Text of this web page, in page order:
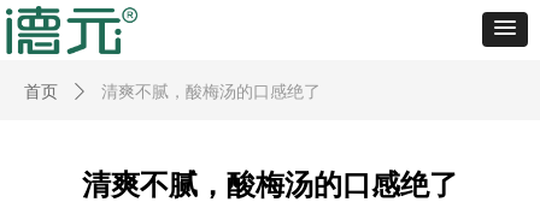
首页 ꄲ 清爽不腻，酸梅汤的口感绝了
清爽不腻，酸梅汤的口感绝了